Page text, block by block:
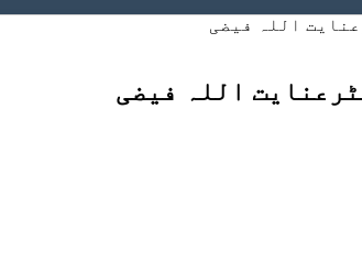
اللہ فیضی
اللہ فیضی